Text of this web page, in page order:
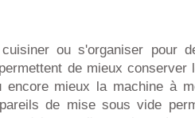
ou s'organiser
de mieux
encore mieux la machine à
de mise sous vide